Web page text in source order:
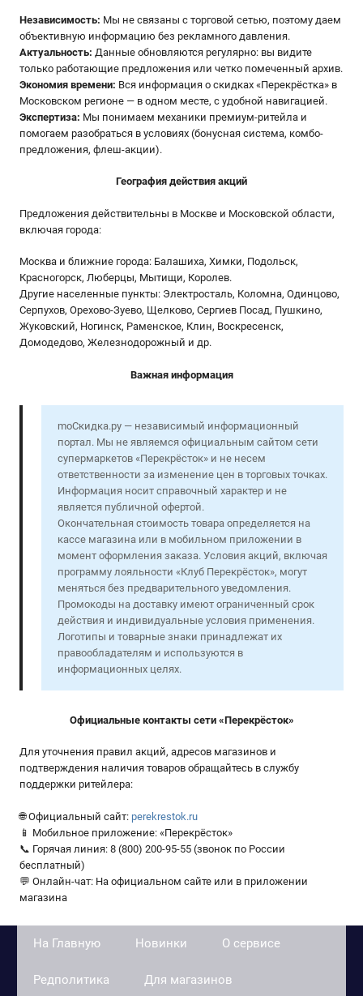
Независимость: Мы не связаны с торговой сетью, поэтому даем
объективную информацию без рекламного давления.
Актуальность: Данные обновляются регулярно: вы видите
только работающие предложения или четко помеченный архив.
Экономия времени: Вся информация о скидках «Перекрёстка» в
Московском регионе — в одном месте, с удобной навигацией.
Экспертиза: Мы понимаем механики премиум-ритейла и
помогаем разобраться в условиях (бонусная система, комбо-
предложения, флеш-акции).
География действия акций
Предложения действительны в Москве и Московской области,
включая города:
Москва и ближние города: Балашиха, Химки, Подольск,
Красногорск, Люберцы, Мытищи, Королев.
Другие населенные пункты: Электросталь, Коломна, Одинцово,
Серпухов, Орехово-Зуево, Щелково, Сергиев Посад, Пушкино,
Жуковский, Ногинск, Раменское, Клин, Воскресенск,
Домодедово, Железнодорожный и др.
Важная информация
moСкидка.ру — независимый информационный
портал. Мы не являемся официальным сайтом сети
супермаркетов «Перекрёсток» и не несем
ответственности за изменение цен в торговых точках.
Информация носит справочный характер и не
является публичной офертой.
Окончательная стоимость товара определяется на
кассе магазина или в мобильном приложении в
момент оформления заказа. Условия акций, включая
программу лояльности «Клуб Перекрёсток», могут
меняться без предварительного уведомления.
Промокоды на доставку имеют ограниченный срок
действия и индивидуальные условия применения.
Логотипы и товарные знаки принадлежат их
правообладателям и используются в
информационных целях.
Официальные контакты сети «Перекрёсток»
Для уточнения правил акций, адресов магазинов и
подтверждения наличия товаров обращайтесь в службу
поддержки ритейлера:
🌐 Официальный сайт: perekrestok.ru
📱 Мобильное приложение: «Перекрёсток»
📞 Горячая линия: 8 (800) 200-95-55 (звонок по России
бесплатный)
💬 Онлайн-чат: На официальном сайте или в приложении
магазина
На Главную Новинки О сервисе
Редполитика Для магазинов